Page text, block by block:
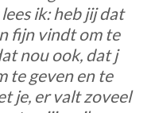
ik: heb jij dat
fijn vindt om te
nou ook, dat j
te geven en te
je, er valt zoveel